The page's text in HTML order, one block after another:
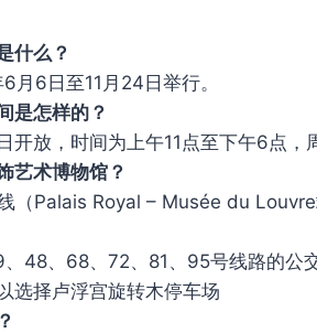
什么？
月6日至11月24日举行。
是怎样的？
开放，时间为上午11点至下午6点，
艺术博物馆？
（Palais Royal – Musée du
48、68、72、81、95号线路的公
选择卢浮宫旋转木停车场